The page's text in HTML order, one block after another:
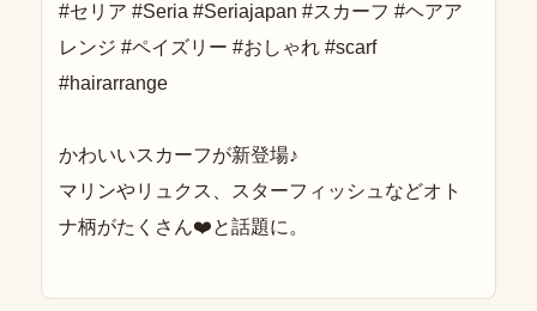
#セリア #Seria #Seriajapan #スカーフ #ヘアア
レンジ #ペイズリー #おしゃれ #scarf
#hairarrange
かわいいスカーフが新登場♪
マリンやリュクス、スターフィッシュなどオト
ナ柄がたくさん❤️と話題に。